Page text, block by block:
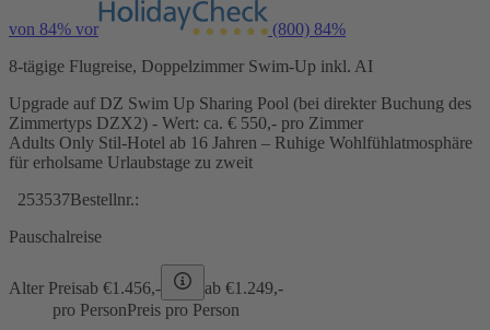
von 84% vor (800) 84%
8-tägige Flugreise, Doppelzimmer Swim-Up inkl. AI
Upgrade auf DZ Swim Up Sharing Pool (bei direkter Buchung des
Zimmertyps DZX2) - Wert: ca. € 550,- pro Zimmer
Adults Only Stil-Hotel ab 16 Jahren – Ruhige Wohlfühlatmosphäre
für erholsame Urlaubstage zu zweit
253537Bestellnr.:
Pauschalreise
Alter Preisab €1.456,- ab €1.249,-
pro PersonPreis pro Person